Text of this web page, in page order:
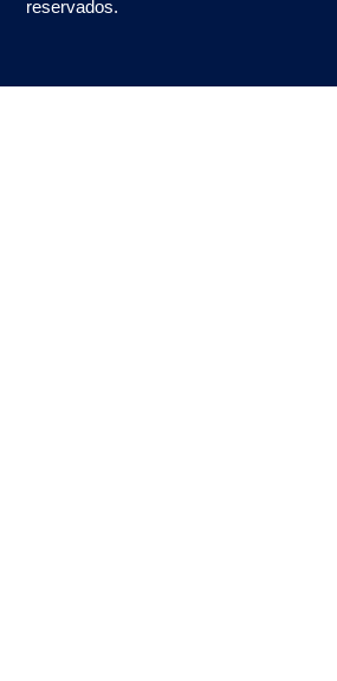
reservados.